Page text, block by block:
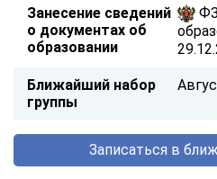
Занесение сведений
о документах об
образовании
ФЗ
Ближайший набор
группы
Записаться в